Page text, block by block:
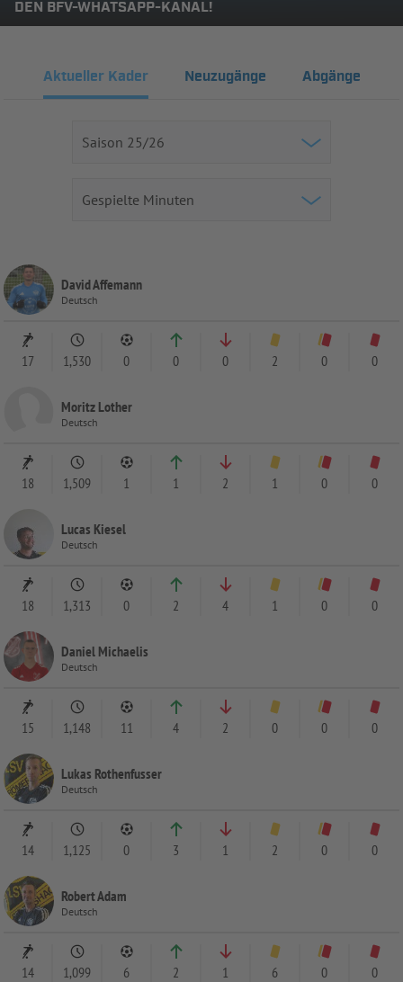
DEN BFV-WHATSAPP-KANAL!
Aktueller Kader Neuzugänge Abgänge
David Affemann
Deutsch
17 1,530 0 0 0 2 0 0
Moritz Lother
Deutsch
18 1,509 1 1 2 1 0 0
Lucas Kiesel
Deutsch
18 1,313 0 2 4 1 0 0
Daniel Michaelis
Deutsch
15 1,148 11 4 2 0 0 0
Lukas Rothenfusser
Deutsch
14 1,125 0 3 1 2 0 0
Robert Adam
Deutsch
14 1,099 6 2 1 6 0 0